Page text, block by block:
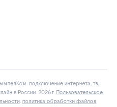
подключение интернета, тв,
в России. 2026 г. Пользовательское
. политика обработки файлов